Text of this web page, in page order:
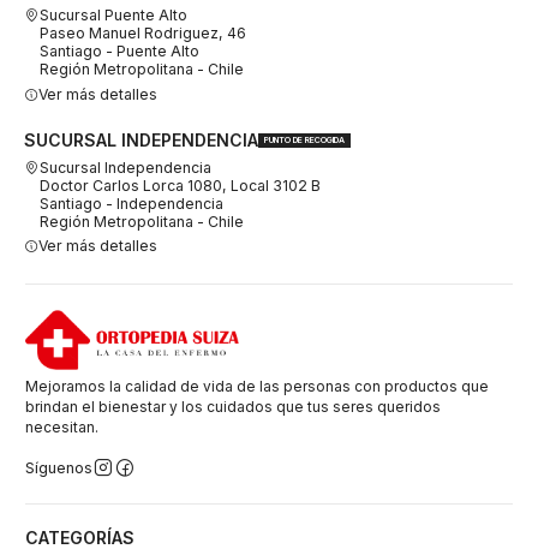
Sucursal Puente Alto
Paseo Manuel Rodriguez, 46
Santiago - Puente Alto
Región Metropolitana - Chile
Ver más detalles
SUCURSAL INDEPENDENCIA PUNTO DE RECOGIDA
Sucursal Independencia
Doctor Carlos Lorca 1080, Local 3102 B
Santiago - Independencia
Región Metropolitana - Chile
Ver más detalles
Mejoramos la calidad de vida de las personas con productos que
brindan el bienestar y los cuidados que tus seres queridos
necesitan.
Síguenos
CATEGORÍAS